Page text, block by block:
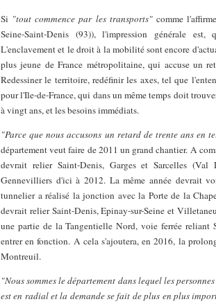
Si "tout commence par les transports"comme
Seine-Saint-Denis (93)), l'impression générale
L'enclavement et le droit à la mobilité sont encore
plus jeune de France métropolitaine, qui accuse un
Redessiner le territoire, redéfinir les axes, tel que
pour l'Ile-de-France, qui dans un même temps doit
à vingt ans, et les besoins immédiats.
"Parce que nous accusons un retard de trente ans en
département veut faire de 2011 un grand chantier. A
devrait relier Saint-Denis, Garges et Sarcelles
Gennevilliers d'ici à 2012. La même année devrait
tunnelier a réalisé la jonction avec la Porte de la
devrait relier Saint-Denis, Epinay-sur-Seine et
une partie de la Tangentielle Nord, voie ferrée
entrer en fonction. A cela s'ajoutera, en 2016, la
Montreuil.
"Nous sommes le département dans lequel les
est en radial et la demande se fait de plus en plus